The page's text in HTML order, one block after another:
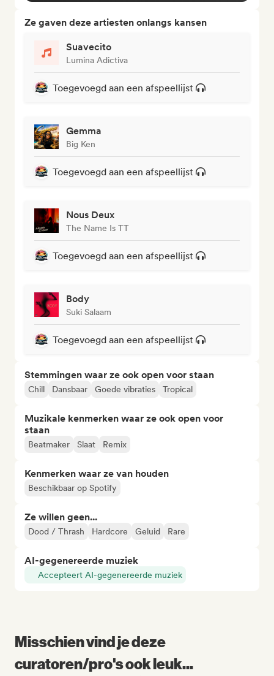
Ze gaven deze artiesten onlangs kansen
Suavecito
Lumina Adictiva
Toegevoegd aan een afspeellijst
Gemma
Big Ken
Toegevoegd aan een afspeellijst
Nous Deux
The Name Is TT
Toegevoegd aan een afspeellijst
Body
Suki Salaam
Toegevoegd aan een afspeellijst
Stemmingen waar ze ook open voor staan
Chill Dansbaar Goede vibraties Tropical
Muzikale kenmerken waar ze ook open voor
staan
Beatmaker Slaat Remix
Kenmerken waar ze van houden
Beschikbaar op Spotify
Ze willen geen...
Dood / Thrash Hardcore Geluid Rare
AI-gegenereerde muziek
Accepteert AI-gegenereerde muziek
Misschien vind je deze
curatoren/pro's ook leuk...